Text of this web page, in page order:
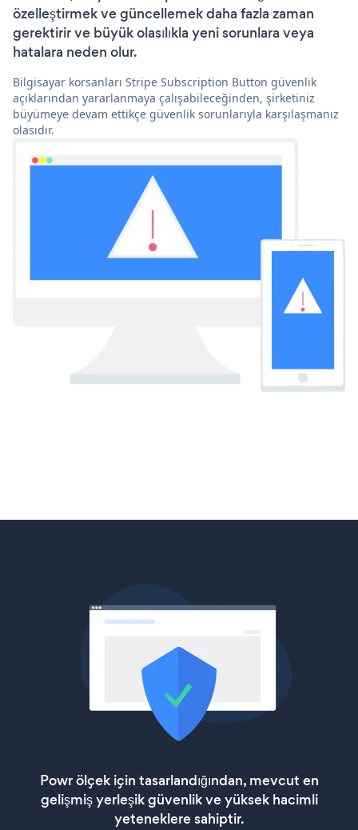
özelleştirmek ve güncellemek daha fazla zaman
gerektirir ve büyük olasılıkla yeni sorunlara veya
hatalara neden olur.
Bilgisayar korsanları Stripe Subscription Button güvenlik
açıklarından yararlanmaya çalışabileceğinden, şirketiniz
büyümeye devam ettikçe güvenlik sorunlarıyla karşılaşmanız
olasıdır.
Powr ölçek için tasarlandığından, mevcut en
gelişmiş yerleşik güvenlik ve yüksek hacimli
yeteneklere sahiptir.